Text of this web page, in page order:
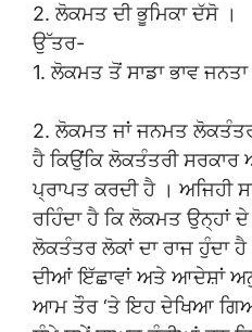
2. ਲੋਕਮਤ ਦੀ ਭੂਮਿਕਾ ਦੱਸੋ ।
ਉੱਤਰ-
1. ਲੋਕਮਤ ਤੋਂ ਸਾਡਾ ਭਾਵ
2. ਲੋਕਮਤ ਜਾਂ ਜਨਮਤ
ਹੈ ਕਿਉਂਕਿ ਲੋਕਤੰਤਰੀ
ਪ੍ਰਾਪਤ ਕਰਦੀ ਹੈ । ਅਜਿਹੀ
ਰਹਿੰਦਾ ਹੈ ਕਿ ਲੋਕਮਤ ਉਨ੍ਹਾਂ
ਲੋਕਤੰਤਰ ਲੋਕਾਂ ਦਾ ਰਾਜ ਹੁੰਦਾ
ਦੀਆਂ ਇੱਛਾਵਾਂ ਅਤੇ ਆਦੇਸ਼ਾਂ
ਆਮ ਤੌਰ ‘ਤੇ ਇਹ ਦੇਖਿਆ